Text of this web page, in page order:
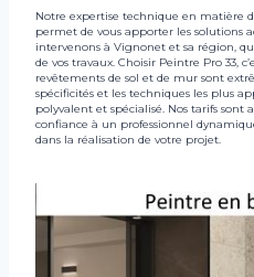
Notre expertise technique en matière
permet de vous apporter les solutions
intervenons à Vignonet et sa région,
de vos travaux. Choisir Peintre Pro 33,
revêtements de sol et de mur sont
spécificités et les techniques les plus
polyvalent et spécialisé. Nos tarifs sont
confiance à un professionnel
dans la réalisation de votre projet.